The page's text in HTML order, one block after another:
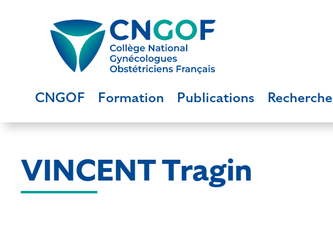
CNGOF Formation Publications Recherche
VINCENT Tragin